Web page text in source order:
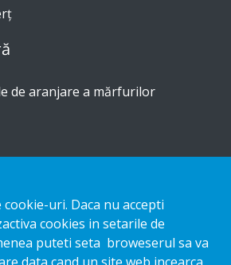
de aranjare a mărfurilor
uri. Daca nu accepti
cookies in setarile de
puteti seta broweserul sa va